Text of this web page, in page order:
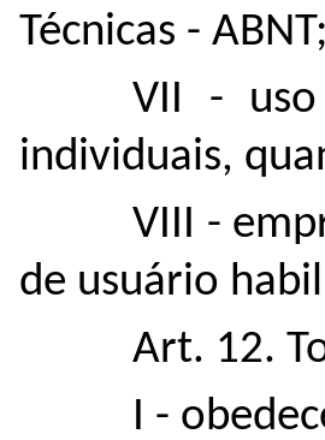
Técnicas - ABNT;
VII - uso
individuais,
VIII -
de usuário
Art. 12.
I -